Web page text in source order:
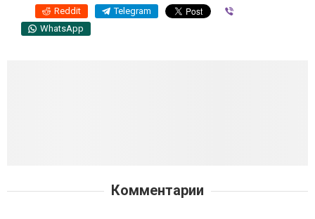
Reddit Telegram
WhatsApp
Комментарии